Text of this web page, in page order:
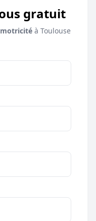
gratuit
à Toulouse